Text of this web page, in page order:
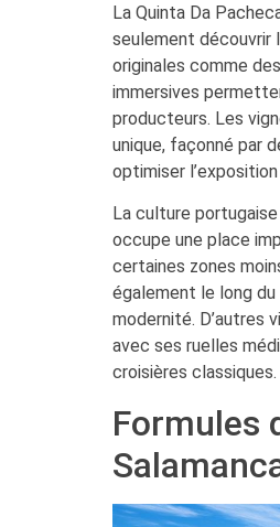
La Quinta Da
seulement découvrir
originales comme
immersives
producteurs. Les
unique, façonné par
optimiser
La culture
occupe une place
certaines zones
également le long du
modernité. D’autres
avec ses ruelles
croisières classiques.
Formules